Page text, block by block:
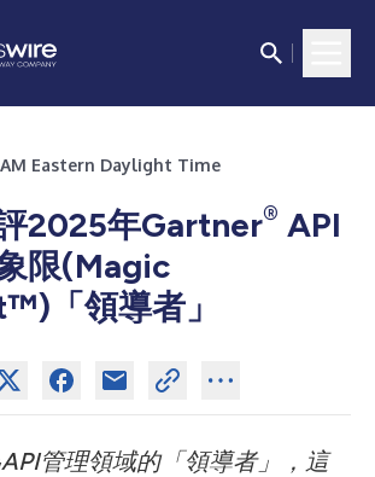
AM Eastern Daylight Time
2025年Gartner® API
限(Magic
「領導者」
管理領域的「領導者」，這